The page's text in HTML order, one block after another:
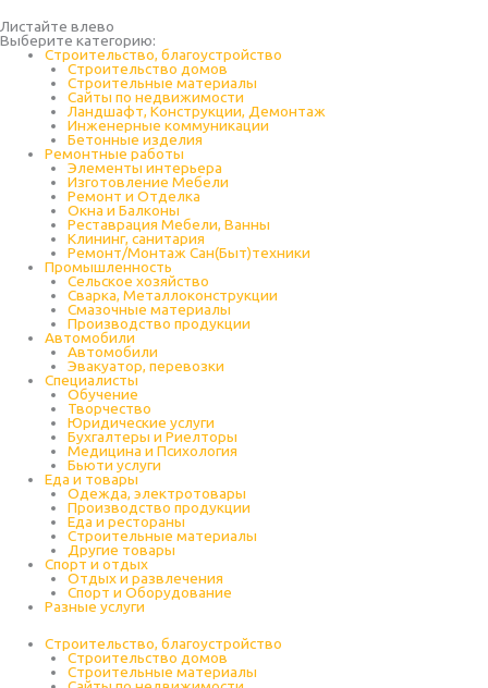
Листайте влево
Выберите категорию:
Строительство, благоустройство
Строительство домов
Строительные материалы
Сайты по недвижимости
Ландшафт, Конструкции, Демонтаж
Инженерные коммуникации
Бетонные изделия
Ремонтные работы
Элементы интерьера
Изготовление Мебели
Ремонт и Отделка
Окна и Балконы
Реставрация Мебели, Ванны
Клининг, санитария
Ремонт/Монтаж Сан(Быт)техники
Промышленность
Cельское хозяйство
Сварка, Металлоконструкции
Cмазочные материалы
Производство продукции
Автомобили
Автомобили
Эвакуатор, перевозки
Специалисты
Обучение
Творчество
Юридические услуги
Бухгалтеры и Риелторы
Медицина и Психология
Бьюти услуги
Еда и товары
Одежда, электротовары
Производство продукции
Еда и рестораны
Строительные материалы
Другие товары
Спорт и отдых
Отдых и развлечения
Спорт и Оборудование
Разные услуги
Строительство, благоустройство
Строительство домов
Строительные материалы